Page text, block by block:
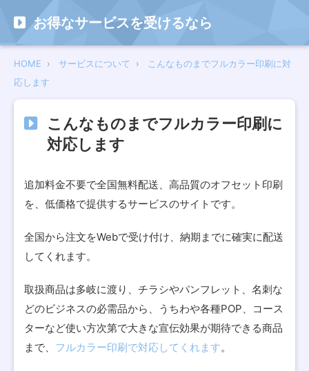
お得なサービスを受けるなら
HOME サービスについて
こんなものまでフルカラー印刷に対
応します
こんなものまでフルカラー印刷に
対応します
追加料金不要で全国無料配送、高品質のオフセット印刷
を、低価格で提供するサービスのサイトです。
全国から注文をWebで受け付け、納期までに確実に配送
してくれます。
取扱商品は多岐に渡り、チラシやパンフレット、名刺な
どのビジネスの必需品から、うちわや各種POP、コース
ターなど使い方次第で大きな宣伝効果が期待できる商品
まで、 フルカラー印刷で対応してくれます。